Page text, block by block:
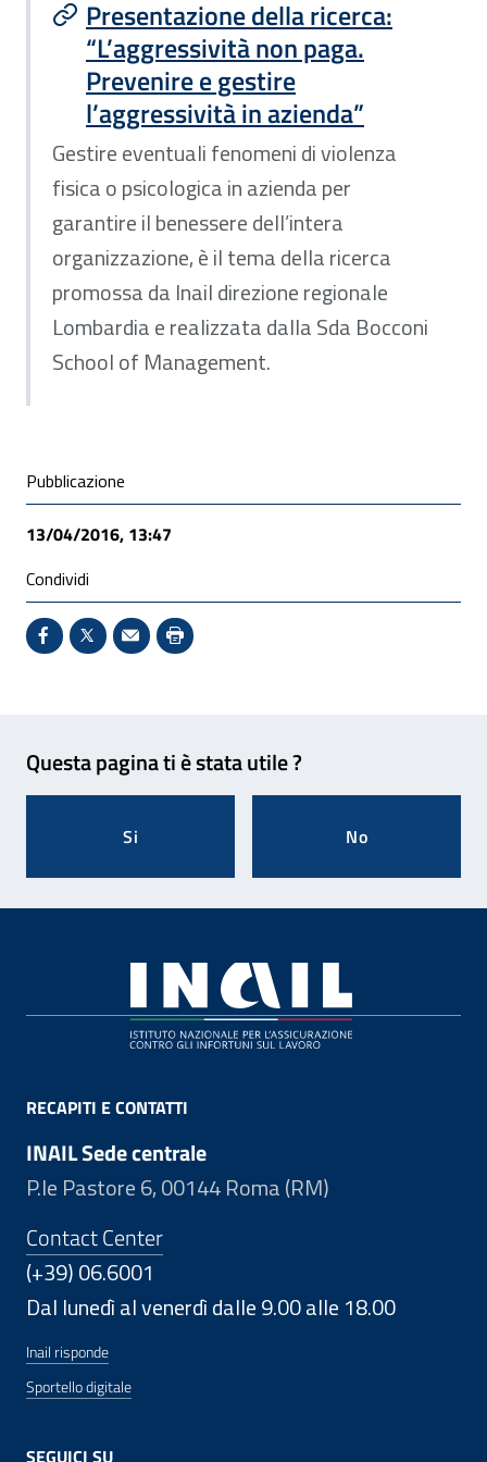
Presentazione della ricerca:
“L’aggressività non paga.
Prevenire e gestire
l’aggressività in azienda”
Gestire eventuali fenomeni di violenza
fisica o psicologica in azienda per
garantire il benessere dell’intera
organizzazione, è il tema della ricerca
promossa da Inail direzione regionale
Lombardia e realizzata dalla Sda Bocconi
School of Management.
Condivisione social
Pubblicazione
13/04/2016, 13:47
Condividi
Condividi su Facebook - Sito esterno - Apertura in
X - Sito esterno - Apertura in nuova finestra
Invio Mail: apre il programma di posta
Stampa pagina: scelta meno
Questa pagina ti è stata utile ?
Si No
RECAPITI E CONTATTI
INAIL Sede centrale
P.le Pastore 6, 00144 Roma (RM)
Contact Center
(+39) 06.6001
Dal lunedì al venerdì dalle 9.00 alle 18.00
Inail risponde
Sportello digitale
SEGUICI SU